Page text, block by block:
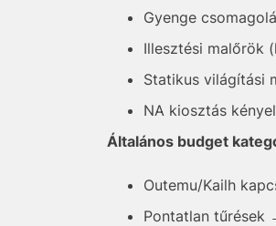
Gyenge
Illesztési malőrök
Statikus világítási
NA kiosztás
Általános budget
Outemu/Kailh
Pontatlan tűrések